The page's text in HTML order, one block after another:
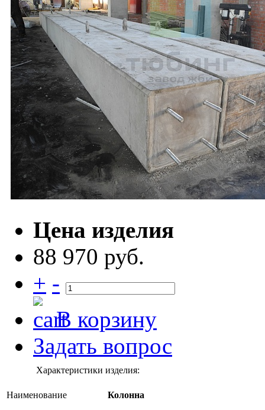
Цена изделия
88 970 руб.
+ -
В корзину
Задать вопрос
Характеристики изделия:
Наименование Колонна